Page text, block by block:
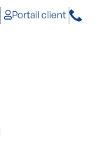
Portail client